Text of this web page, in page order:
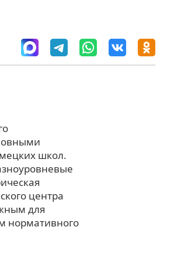
школ.
центра
для
нормативного